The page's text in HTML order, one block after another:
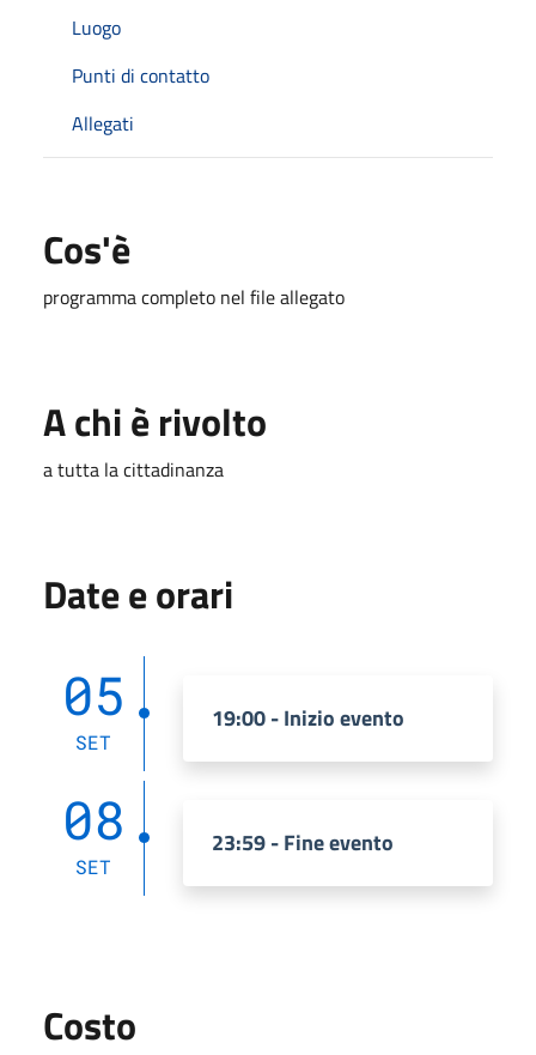
Luogo
Punti di contatto
Allegati
Cos'è
programma completo nel file allegato
A chi è rivolto
a tutta la cittadinanza
Date e orari
05
SET
19:00 - Inizio evento
08
SET
23:59 - Fine evento
Costo